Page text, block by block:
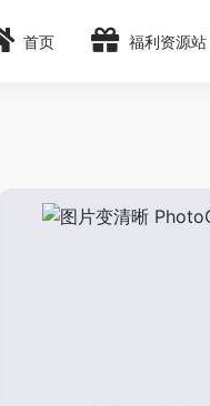
首页 福利资源站